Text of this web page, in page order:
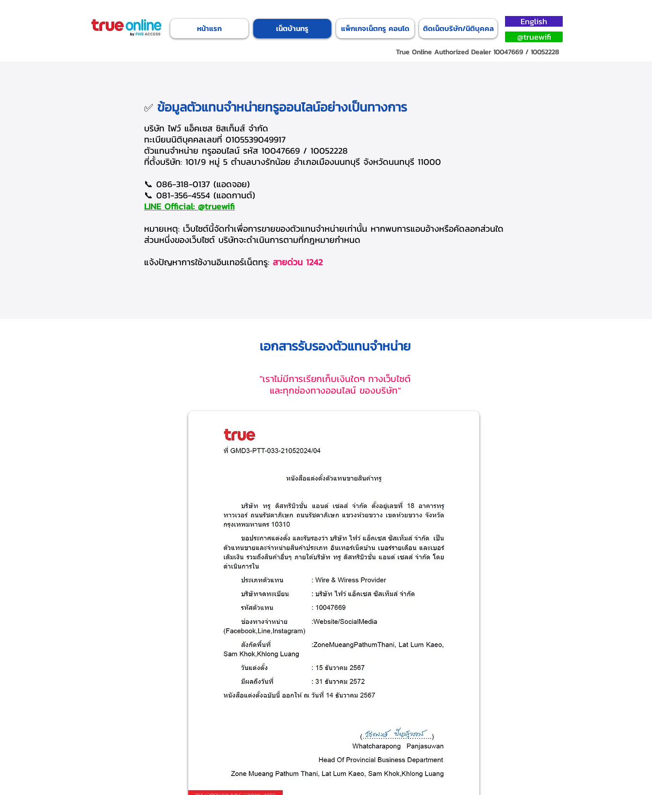
หน้าแรก เน็ตบ้านทรู แพ็กเกจเน็ตทรู คอนโด ติดเน็ตบริษัท/นิติบุคคล
English
@truewifi
True Online Authorized Dealer10047669 / 10052228
✅ ข้อมูลตัวแทนจำหน่ายทรูออนไลน์อย่างเป็นทางการ
บริษัท ไฟว์ แอ็คเซส ซิสเท็มส์ จำกัด
ทะเบียนนิติบุคคลเลขที่ 0105539049917
ตัวแทนจำหน่าย ทรูออนไลน์ รหัส 10047669 / 10052228
ที่ตั้งบริษัท: 101/9 หมู่ 5 ตำบลบางรักน้อย อำเภอเมืองนนทบุรี จังหวัดนนทบุรี 11000
📞 086-318-0137 (แอดจอย)
📞 081-356-4554 (แอดกานต์)
LINE Official: @truewifi
หมายเหตุ: เว็บไซต์นี้จัดทำเพื่อการขายของตัวแทนจำหน่ายเท่านั้น หากพบการแอบอ้างหรือคัดลอกส่วนใด
ส่วนหนึ่งของเว็บไซต์ บริษัทจะดำเนินการตามที่กฎหมายกำหนด
แจ้งปัญหาการใช้งานอินเทอร์เน็ตทรู: สายด่วน 1242
เอกสารรับรองตัวแทนจำหน่าย
"เราไม่มีการเรียกเก็บเงินใดๆ ทางเว็บไซต์
และทุกช่องทางออนไลน์ ของบริษัท"